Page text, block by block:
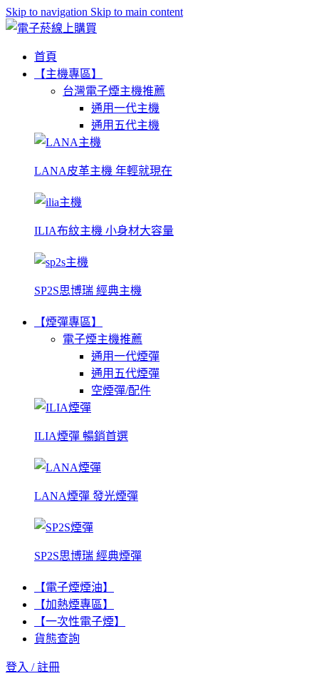
Skip to navigation Skip to main content
首頁
【主機專區】
台灣電子煙主機推薦
通用一代主機
通用五代主機
LANA皮革主機 年輕就現在
ILIA布紋主機 小身材大容量
SP2S思博瑞 經典主機
【煙彈專區】
電子煙主機推薦
通用一代煙彈
通用五代煙彈
空煙彈/配件
ILIA煙彈 暢銷首選
LANA煙彈 發光煙彈
SP2S思博瑞 經典煙彈
【電子煙煙油】
【加熱煙專區】
【一次性電子煙】
貨態查詢
登入 / 註冊